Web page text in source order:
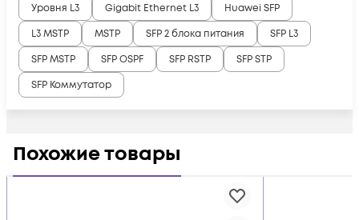
Уровня L3
Gigabit Ethernet L3
Huawei SFP
L3 MSTP
MSTP SFP 2 блока питания
SFP L3
SFP MSTP
SFP OSPF SFP RSTP
SFP STP
SFP Коммутатор
Похожие товары